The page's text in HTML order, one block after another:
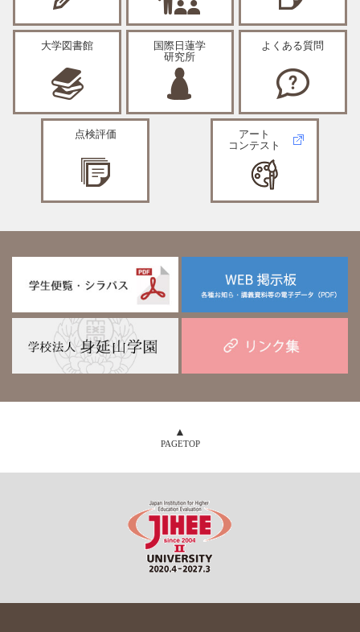
大学図書館
国際日蓮学
研究所
よくある質問
点検評価
アート
コンテスト
PAGETOP